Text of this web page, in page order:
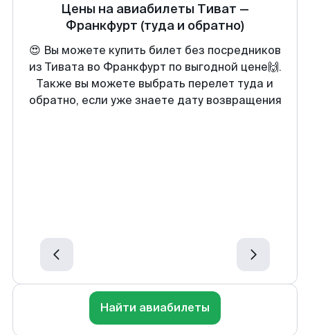
Цены на авиабилеты Тиват —
Франкфурт (туда и обратно)
😍 Вы можете купить билет без посредников
из Тивата во Франкфурт по выгодной цене🙌.
Также вы можете выбрать перелет туда и
обратно, если уже знаете дату возвращения
Найти авиабилеты